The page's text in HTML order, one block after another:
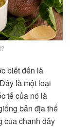
biết đến là
là một loại
tế của nó là
bản địa thế
của chanh dây